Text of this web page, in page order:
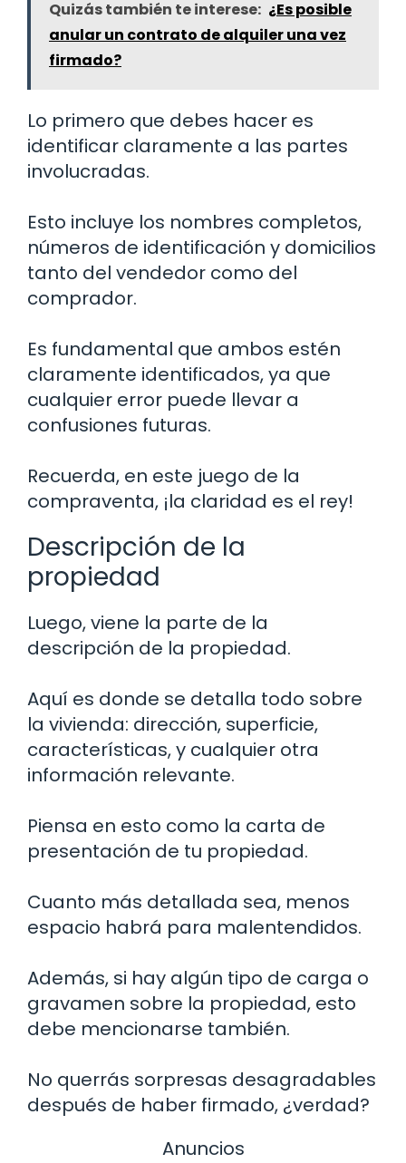
Quizás también te interese: ¿Es posible
anular un contrato de alquiler una vez
firmado?
Lo primero que debes hacer es
identificar claramente a las partes
involucradas.
Esto incluye los nombres completos,
números de identificación y domicilios
tanto del vendedor como del
comprador.
Es fundamental que ambos estén
claramente identificados, ya que
cualquier error puede llevar a
confusiones futuras.
Recuerda, en este juego de la
compraventa, ¡la claridad es el rey!
Descripción de la
propiedad
Luego, viene la parte de la
descripción de la propiedad.
Aquí es donde se detalla todo sobre
la vivienda: dirección, superficie,
características, y cualquier otra
información relevante.
Piensa en esto como la carta de
presentación de tu propiedad.
Cuanto más detallada sea, menos
espacio habrá para malentendidos.
Además, si hay algún tipo de carga o
gravamen sobre la propiedad, esto
debe mencionarse también.
No querrás sorpresas desagradables
después de haber firmado, ¿verdad?
Anuncios